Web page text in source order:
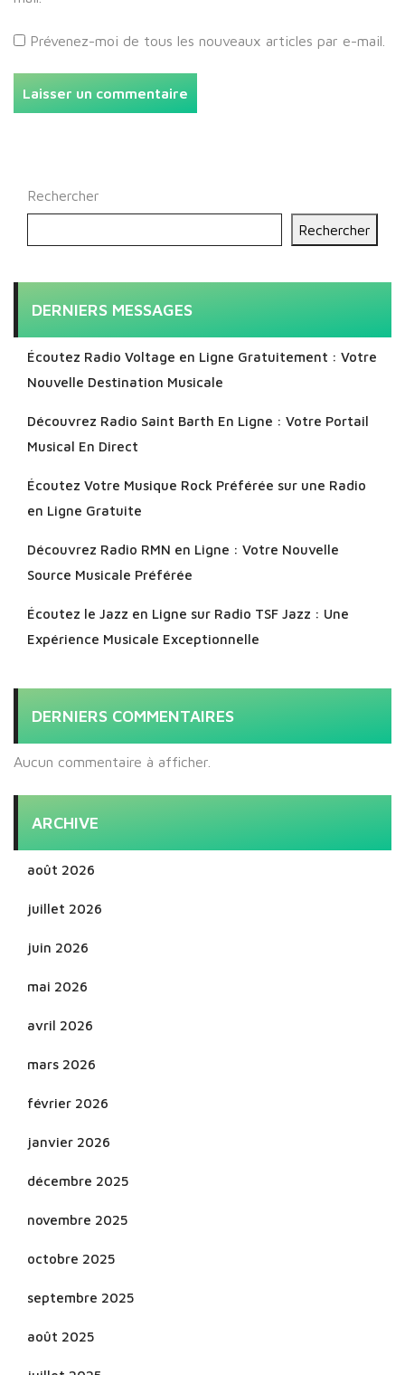
Prévenez-moi de tous les nouveaux articles par e-mail.
Rechercher
Rechercher
DERNIERS MESSAGES
Écoutez Radio Voltage en Ligne Gratuitement : Votre
Nouvelle Destination Musicale
Découvrez Radio Saint Barth En Ligne : Votre Portail
Musical En Direct
Écoutez Votre Musique Rock Préférée sur une Radio
en Ligne Gratuite
Découvrez Radio RMN en Ligne : Votre Nouvelle
Source Musicale Préférée
Écoutez le Jazz en Ligne sur Radio TSF Jazz : Une
Expérience Musicale Exceptionnelle
DERNIERS COMMENTAIRES
Aucun commentaire à afficher.
ARCHIVE
août 2026
juillet 2026
juin 2026
mai 2026
avril 2026
mars 2026
février 2026
janvier 2026
décembre 2025
novembre 2025
octobre 2025
septembre 2025
août 2025